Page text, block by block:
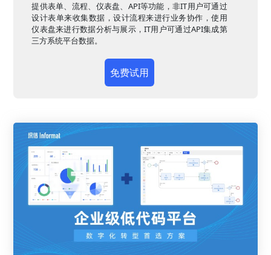
提供表单、流程、仪表盘、API等功能，非IT用户可通过
设计表单来收集数据，设计流程来进行业务协作，使用
仪表盘来进行数据分析与展示，IT用户可通过API集成第
三方系统平台数据。
免费试用